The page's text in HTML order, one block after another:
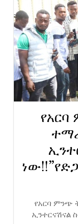
የአርባ ምንጭ
ኢንተርናሽናል